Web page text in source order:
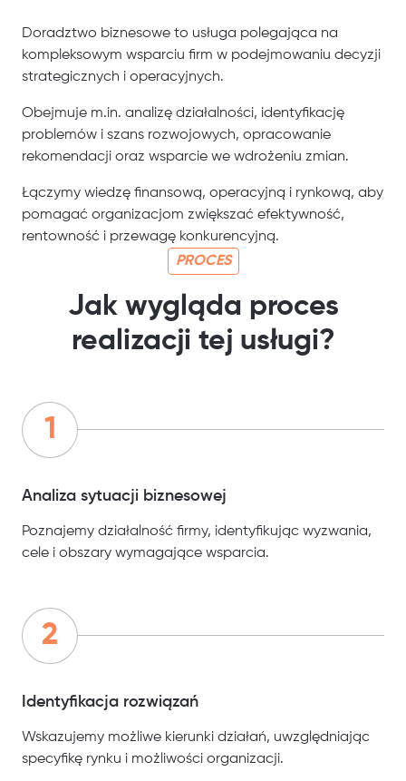
Doradztwo biznesowe to usługa polegająca na
kompleksowym wsparciu firm w podejmowaniu decyzji
strategicznych i operacyjnych.
Obejmuje m.in. analizę działalności, identyfikację
problemów i szans rozwojowych, opracowanie
rekomendacji oraz wsparcie we wdrożeniu zmian.
Łączymy wiedzę finansową, operacyjną i rynkową, aby
pomagać organizacjom zwiększać efektywność,
rentowność i przewagę konkurencyjną.
PROCES
Jak wygląda proces
realizacji tej usługi?
Analiza sytuacji biznesowej
Poznajemy działalność firmy, identyfikując wyzwania,
cele i obszary wymagające wsparcia.
Identyfikacja rozwiązań
Wskazujemy możliwe kierunki działań, uwzględniając
specyfikę rynku i możliwości organizacji.